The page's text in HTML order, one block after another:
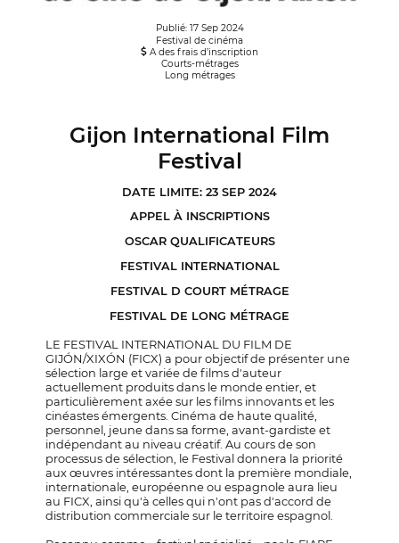
Publié: 17 Sep 2024
Festival de cinéma
A des frais d’inscription
Courts-métrages
Long métrages
Gijon International Film
Festival
DATE LIMITE: 23 SEP 2024
APPEL À INSCRIPTIONS
OSCAR QUALIFICATEURS
FESTIVAL INTERNATIONAL
FESTIVAL D COURT MÉTRAGE
FESTIVAL DE LONG MÉTRAGE
LE FESTIVAL INTERNATIONAL DU FILM DE
GIJÓN/XIXÓN (FICX) a pour objectif de présenter une
sélection large et variée de films d'auteur
actuellement produits dans le monde entier, et
particulièrement axée sur les films innovants et les
cinéastes émergents. Cinéma de haute qualité,
personnel, jeune dans sa forme, avant-gardiste et
indépendant au niveau créatif. Au cours de son
processus de sélection, le Festival donnera la priorité
aux œuvres intéressantes dont la première mondiale,
internationale, européenne ou espagnole aura lieu
au FICX, ainsi qu'à celles qui n'ont pas d'accord de
distribution commerciale sur le territoire espagnol.